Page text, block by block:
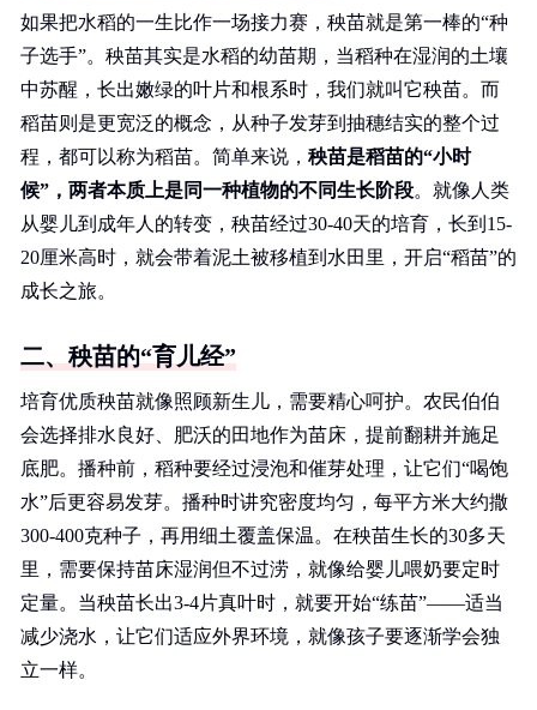
如果把水稻的一生比作一场接力赛，秧苗就是第一棒的“种
子选手”。秧苗其实是水稻的幼苗期，当稻种在湿润的土壤
中苏醒，长出嫩绿的叶片和根系时，我们就叫它秧苗。而
稻苗则是更宽泛的概念，从种子发芽到抽穗结实的整个过
程，都可以称为稻苗。简单来说， 秧苗是稻苗的“小时
候”，两者本质上是同一种植物的不同生长阶段。就像人类
从婴儿到成年人的转变，秧苗经过30-40天的培育，长到15-
20厘米高时，就会带着泥土被移植到水田里，开启“稻苗”的
成长之旅。
二、秧苗的“育儿经”
培育优质秧苗就像照顾新生儿，需要精心呵护。农民伯伯
会选择排水良好、肥沃的田地作为苗床，提前翻耕并施足
底肥。播种前，稻种要经过浸泡和催芽处理，让它们“喝饱
水”后更容易发芽。播种时讲究密度均匀，每平方米大约撒
300-400克种子，再用细土覆盖保温。在秧苗生长的30多天
里，需要保持苗床湿润但不过涝，就像给婴儿喂奶要定时
定量。当秧苗长出3-4片真叶时，就要开始“练苗”——适当
减少浇水，让它们适应外界环境，就像孩子要逐渐学会独
立一样。